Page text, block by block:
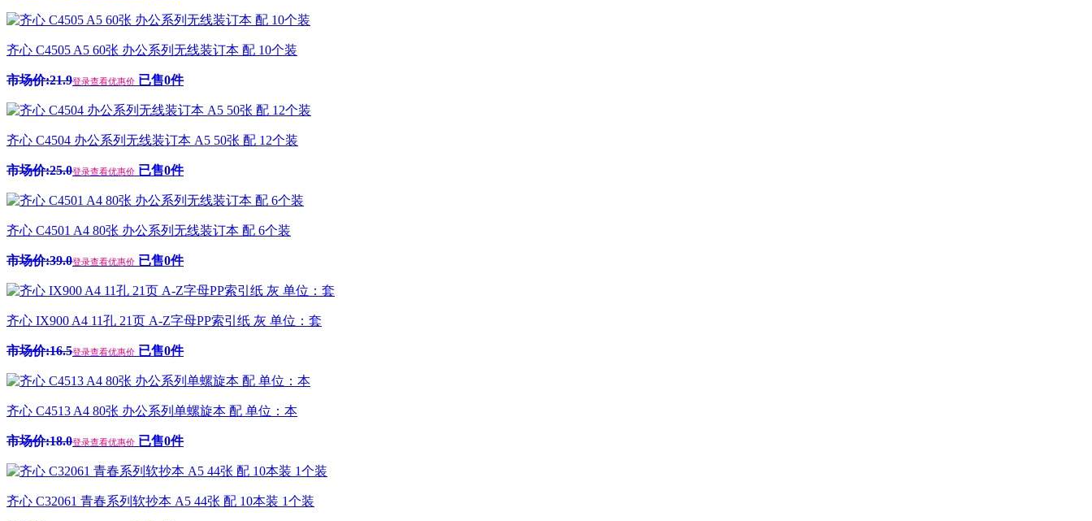
齐心 C4505 A5 60张 办公系列无线装订本 配 10个装
市场价:21.9登录查看优惠价 已售0件
齐心 C4504 办公系列无线装订本 A5 50张 配 12个装
市场价:25.0登录查看优惠价 已售0件
齐心 C4501 A4 80张 办公系列无线装订本 配 6个装
市场价:39.0登录查看优惠价 已售0件
齐心 IX900 A4 11孔 21页 A-Z字母PP索引纸 灰 单位：套
市场价:16.5登录查看优惠价 已售0件
齐心 C4513 A4 80张 办公系列单螺旋本 配 单位：本
市场价:18.0登录查看优惠价 已售0件
齐心 C32061 青春系列软抄本 A5 44张 配 10本装 1个装